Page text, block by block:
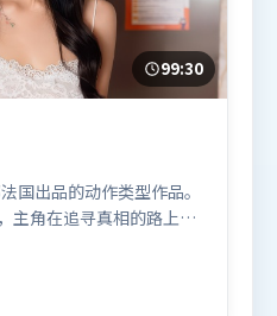
99:30
国出品的动作类型作品。
主角在追寻真相的路上不
富有实验感，配乐与画
热内执导，汤唯、白宇、
、黄渤等联袂出演。影